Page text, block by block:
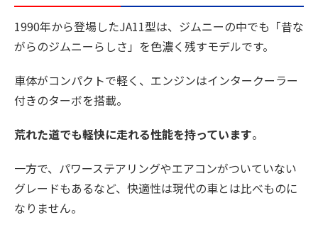
1990年から登場したJA11型は、ジムニーの中でも「昔な
がらのジムニーらしさ」を色濃く残すモデルです。
車体がコンパクトで軽く、エンジンはインタークーラー
付きのターボを搭載。
荒れた道でも軽快に走れる性能を持っています。
一方で、パワーステアリングやエアコンがついていない
グレードもあるなど、快適性は現代の車とは比べものに
なりません。